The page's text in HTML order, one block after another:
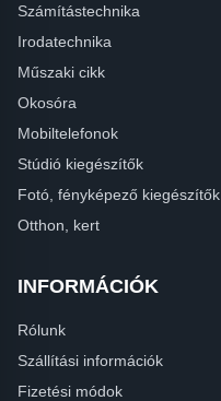
Számítástechnika
Irodatechnika
Műszaki cikk
Okosóra
Mobiltelefonok
Stúdió kiegészítők
Fotó, fényképező kiegészítők
Otthon, kert
INFORMÁCIÓK
Rólunk
Szállítási információk
Fizetési módok